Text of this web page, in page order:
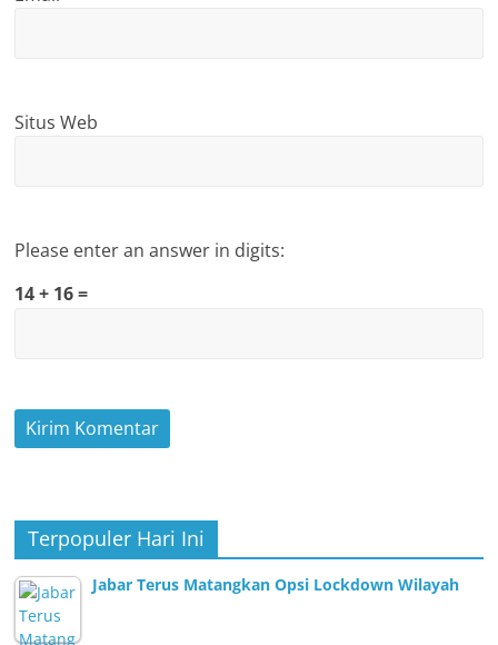
Situs Web
Please enter an answer in digits:
14 + 16 =
Terpopuler Hari Ini
Jabar Terus Matangkan Opsi Lockdown Wilayah